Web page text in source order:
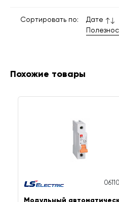
Сортировать по: Дате
Похожие товары
Модульный